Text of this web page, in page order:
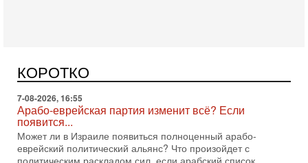
КОРОТКО
политическим раскладом сил, если арабский список
6-08-2026, 17:49
Оснащен ли израильский «Дракон» ядерным
оружием?
Израиль получил от Германии новейшую подводную лодку
АХИ «Дракон» (Drakon), которая уже стала самой дорогой
субмариной в истории ЦАХАЛ. Но почему её